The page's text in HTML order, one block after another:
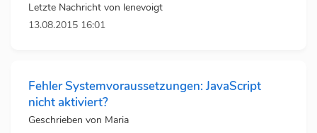
Letzte Nachricht von lenevoigt
13.08.2015 16:01
Fehler Systemvoraussetzungen: JavaScript
nicht aktiviert?
Geschrieben von Maria